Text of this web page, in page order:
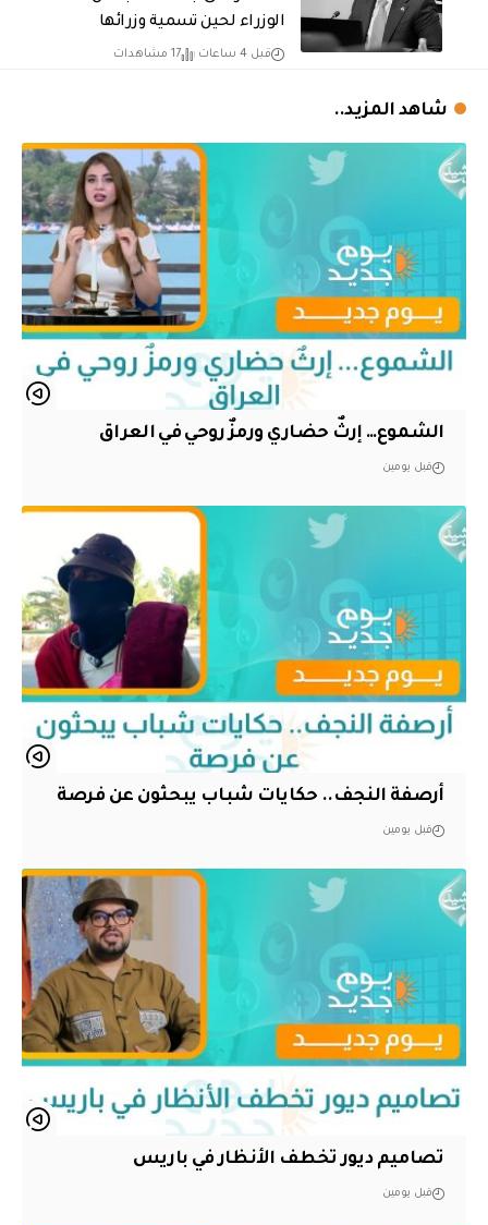
الوزراء لحين تسمية وزرائها
قبل 4 ساعات 17 مشاهدات
شاهد المزيد..
الشموع… إرثٌ حضاري ورمزٌ روحي في العراق
قبل يومين
أرصفة النجف.. حكايات شباب يبحثون عن فرصة
قبل يومين
تصاميم ديور تخطف الأنظار في باريس
قبل يومين